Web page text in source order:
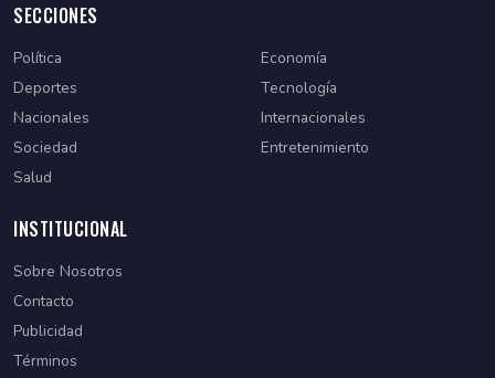
SECCIONES
Política
Economía
Deportes
Tecnología
Nacionales
Internacionales
Sociedad
Entretenimiento
Salud
INSTITUCIONAL
Sobre Nosotros
Contacto
Publicidad
Términos